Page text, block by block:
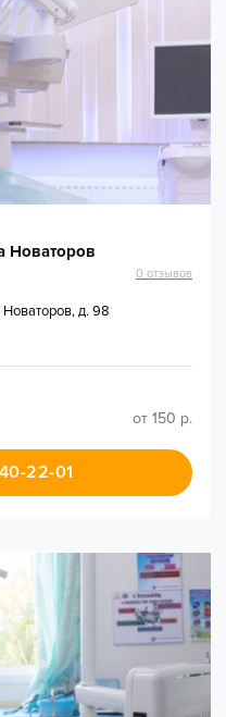
Новаторов
0 отзывов
д. 98
от 150 р.
22-01